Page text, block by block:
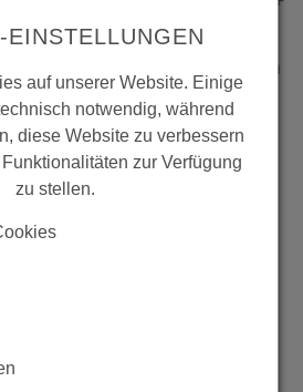
Anwendern einen
mit Trinkwasser und bieten
und Hygiene. Das
zur Schweizer Fortuna
Beteiligungen mehr als 400
Innerhalb der
ist CONTI+ mit rund 60
für
EINSTELLUNGEN
auf unserer Website. Einige
notwendig, während
diese Website zu verbessern
zur Verfügung
zu stellen.